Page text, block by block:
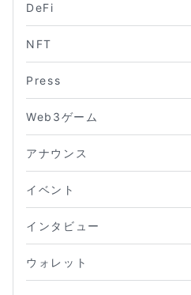
DeFi
NFT
Press
Web3ゲーム
アナウンス
イベント
インタビュー
ウォレット